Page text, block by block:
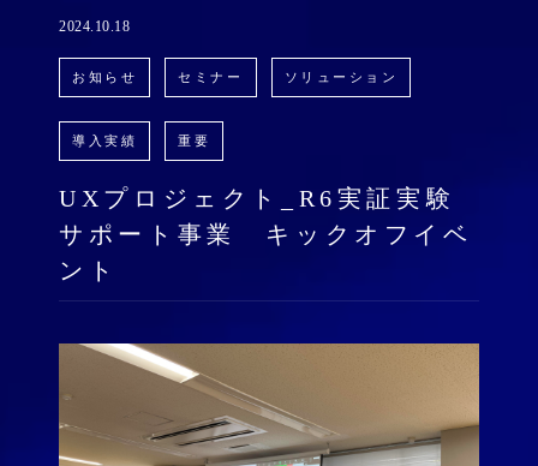
2024.10.18
お知らせ セミナー ソリューション
導入実績 重要
UXプロジェクト_R6実証実験
サポート事業 キックオフイベ
ント